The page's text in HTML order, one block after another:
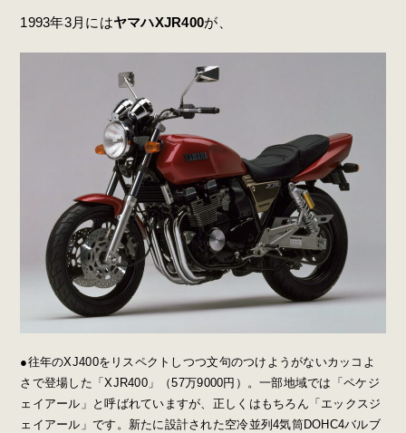
1993年3月にはヤマハXJR400が、
●往年のXJ400をリスペクトしつつ文句のつけようがないカッコよ
さで登場した「XJR400」（57万9000円）。一部地域では「ペケジ
ェイアール」と呼ばれていますが、正しくはもちろん「エックスジ
ェイアール」です。新たに設計された空冷並列4気筒DOHC4バルブ